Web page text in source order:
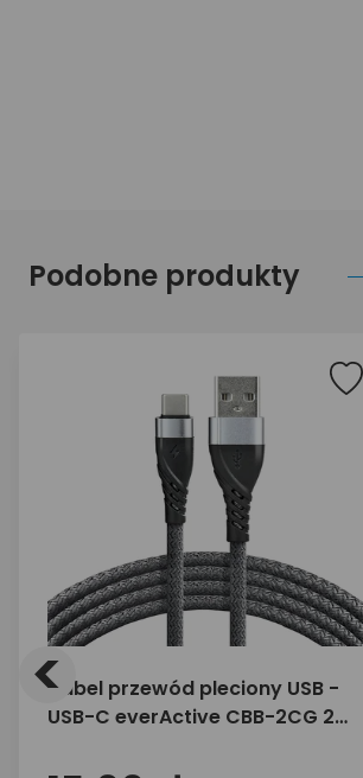
Podobne produkty
Kabel przewód pleciony USB -
USB-C everActive CBB-2CG 2m
<